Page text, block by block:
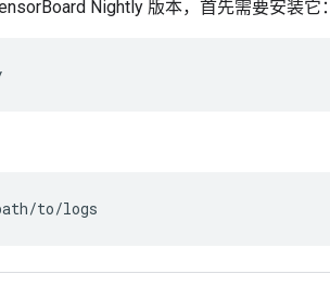
Nightly 版本，首先需要安装它：